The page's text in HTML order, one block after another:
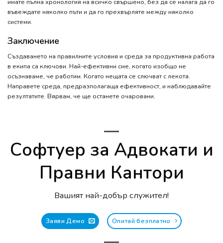
имате пълна хронология на всичко свършено, без да се налага да го
въвеждате няколко пъти и да го прехвърляте между няколко
системи.
Заключение
Създаването на правилните условия и среда за продуктивна работа
в екипа са ключови. Най-ефективни сме, когато изобщо не
осъзнаваме, че работим. Когато нещата се слючват с лекота.
Направете среда, предразполагаща ефективност, и наблюдавайте
резултатите. Вярвам, че ще останете очаровани.
Софтуер за Адвокати и
Правни Кантори
Вашият най-добър служител!
Заяви Демо Опитай безплатно